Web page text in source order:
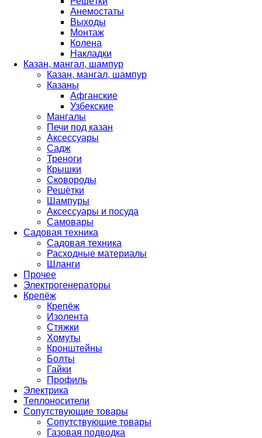
Анемостаты
Выходы
Монтаж
Колена
Накладки
Казан, мангал, шампур
Казан, мангал, шампур
Казаны
Афганские
Узбекские
Мангалы
Печи под казан
Аксессуары
Садж
Треноги
Крышки
Сковороды
Решётки
Шампуры
Аксессуары и посуда
Самовары
Садовая техника
Садовая техника
Расходные материалы
Шланги
Прочее
Электрогенераторы
Крепёж
Крепёж
Изолента
Стяжки
Хомуты
Кронштейны
Болты
Гайки
Профиль
Электрика
Теплоносители
Сопутствующие товары
Сопутствующие товары
Газовая подводка